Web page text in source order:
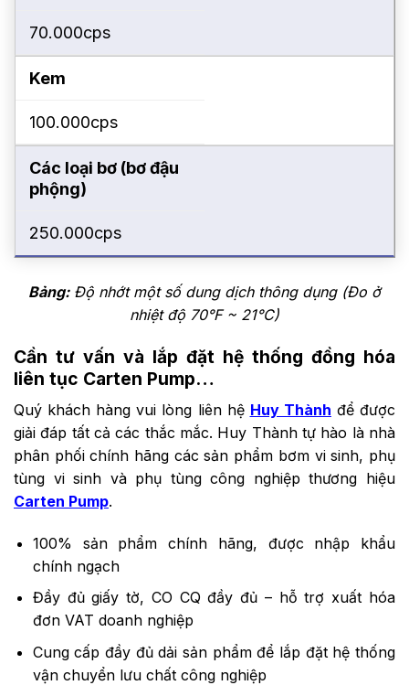
70.000cps
Kem
100.000cps
Các loại bơ (bơ đậu
phộng)
250.000cps
Bảng:Độ nhớt một số dung dịch thông dụng (Đo ở
nhiệt độ 70°F ~ 21°C)
Cần tư vấn và lắp đặt hệ thống đồng hóa
liên tục Carten Pump…
Quý khách hàng vui lòng liên hệ Huy Thành để được
giải đáp tất cả các thắc mắc. Huy Thành tự hào là nhà
phân phối chính hãng các sản phẩm bơm vi sinh, phụ
tùng vi sinh và phụ tùng công nghiệp thương hiệu
Carten Pump.
100% sản phẩm chính hãng, được nhập khẩu
chính ngạch
Đầy đủ giấy tờ, CO CQ đầy đủ – hỗ trợ xuất hóa
đơn VAT doanh nghiệp
Cung cấp đầy đủ dải sản phẩm để lắp đặt hệ thống
vận chuyển lưu chất công nghiệp